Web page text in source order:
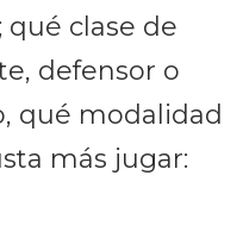
qué clase de
defensor o
qué modalidad
más jugar: